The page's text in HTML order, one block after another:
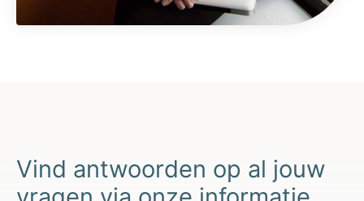
Vind antwoorden op al jouw